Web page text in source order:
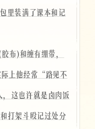
里装满了课本和记
布)和缠有绷带，
上他经常“路见不
这也许就是卤肉饭
打架斗殴记过处分